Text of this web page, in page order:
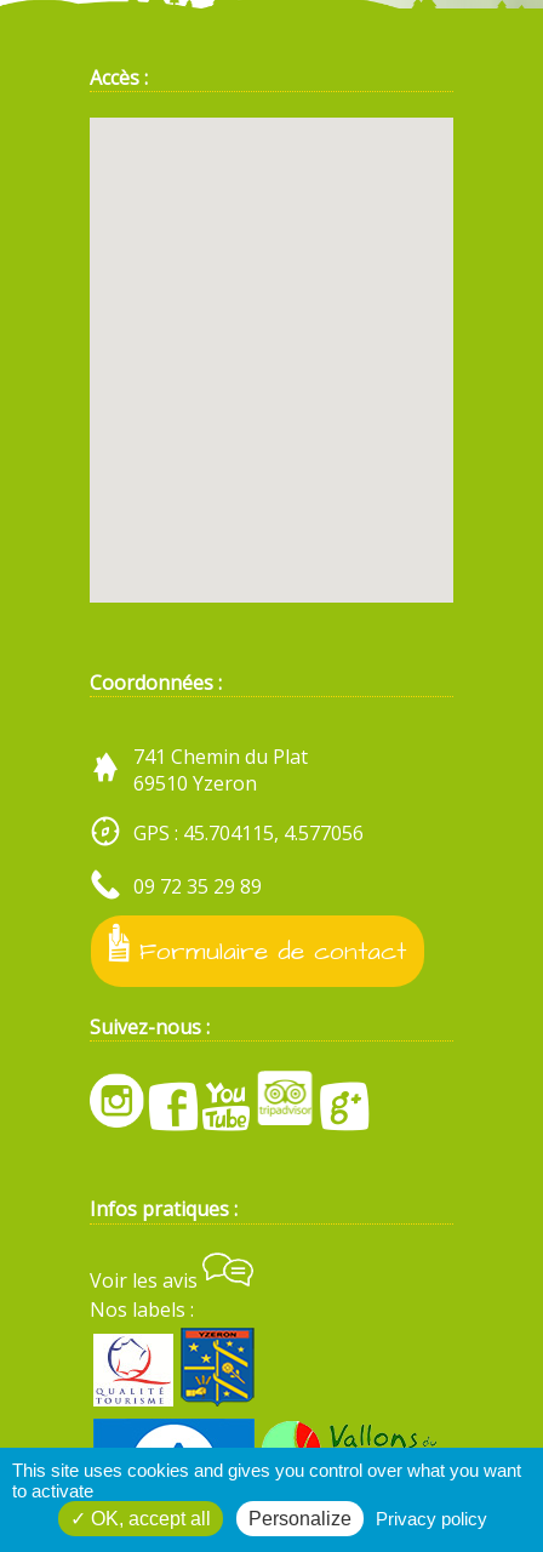
Accès :
Coordonnées :
741 Chemin du Plat
69510 Yzeron
GPS : 45.704115, 4.577056
09 72 35 29 89
Formulaire de contact
Suivez-nous :
Infos pratiques :
Voir les avis
Nos labels :
This site uses cookies and gives you control over what you want
to activate
OK, accept all
Personalize Privacy policy